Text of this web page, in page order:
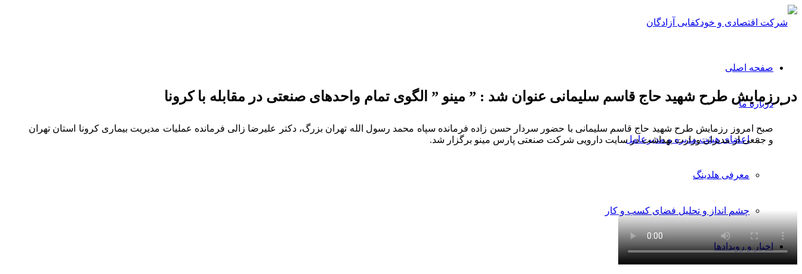
صفحه اصلی
درباره ما
اعضای هیئت مدیره و مدیرعامل
معرفی هلدینگ
چشم انداز و تحلیل فضای کسب و کار
اخبار و رویدادها
در رزمایش طرح شهید حاج قاسم سلیمانی عنوان شد : ” مینو ” الگوی تمام واحدهای صنعتی در مقابله با کرونا
صبح امروز رزمایش طرح شهید حاج قاسم سلیمانی با حضور سردار حسن زاده فرمانده سپاه محمد رسول الله تهران بزرگ، دکتر علیرضا زالی فرمانده عملیات مدیریت بیماری کرونا استان تهران
و جمعی از مدیران وزارت بهداشت در سایت دارویی شرکت صنعتی پارس مینو برگزار شد.